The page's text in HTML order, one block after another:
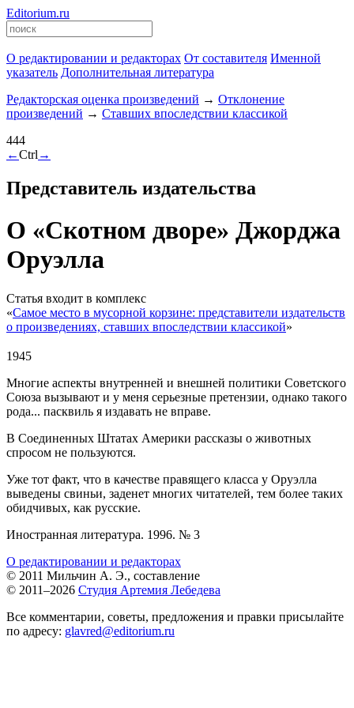
Editorium.ru
О редактировании и редакторах От составителя Именной
указатель Дополнительная литература
Редакторская оценка произведений → Отклонение
произведений → Ставших впоследствии классикой
444
←Ctrl →
Представитель издательства
О «Скотном дворе» Джорджа
Оруэлла
Статья входит в комплекс
«Самое место в мусорной корзине: представители издательств
о произведениях, ставших впоследствии классикой»
1945
Многие аспекты внутренней и внешней политики Советского
Союза вызывают и у меня серьезные претензии, однако такого
рода... пасквиль я издавать не вправе.
В Соединенных Штатах Америки рассказы о животных
спросом не пользуются.
Уже тот факт, что в качестве правящего класса у Оруэлла
выведены свиньи, заденет многих читателей, тем более таких
обидчивых, как русские.
Иностранная литература. 1996. № 3
О редактировании и редакторах
© 2011 Мильчин А. Э., составление
© 2011–2026 Студия Артемия Лебедева
Все комментарии, советы, предложения и правки присылайте
по адресу: glavred@editorium.ru